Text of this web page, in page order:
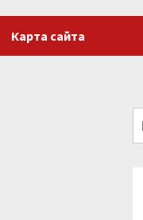
Карта сайта